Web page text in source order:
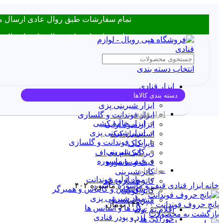
تمام سفارشات طبق روال عادی ارسال میشن! اگر مشکلی در ثبت
تمام سفارشات طبق روال عادی ارسال میشن! اگر مشکلی در ثبت
انتخاب دسته بندی
ابزار قنادی
ابزار خامه کشی
ابزار شیرینی پزی
ابزار فوندانت و گلسازی
ابزار میوه آرایی
استنسیل کیک
تاپر کیک
زیر کیک ام دی اف
قیف و ماسوره
کاتر شیرینی
کاتر فشاری قند
کاتر کوکی
مش استنسیل
اقلام تم تولد
خوراکی ها
دسته بندی کالاها
ابزار قنادی
ابزار خامه کشی
ابزار شیرینی پزی
ابزار فوندانت و گلسازی
کاتر شیرینی
قیف و ماسوره
مواد اولیه
مواد اولیه فوندانت
سوسیس و کالباس و همبرگر
مواد شیرینی پزی
رنگ ها و اسانس ها
آرد و پودر قنادی
برای بزرگنمایی کلیک کنید
خانه ابزار قنادی قیف و ماسورهماسوره ۴۰۲
پانچ حروف فوندانت۱۴۹۰۰۰ تومان
بازگشت به محصولات